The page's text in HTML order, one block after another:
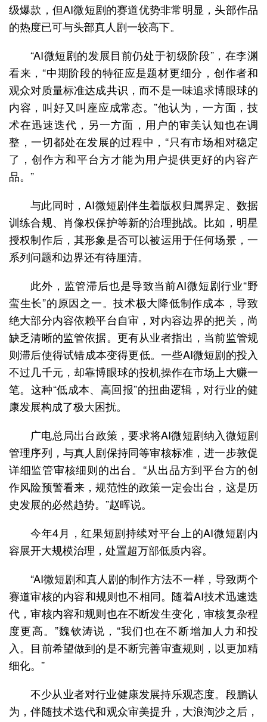
级爆款，但AI微短剧的赛道优势非常明显，头部作品
的热度已可与头部真人剧一较高下。
“AI微短剧的发展目前仍处于初级阶段”，在李渊
看来，“中期阶段的特征应是题材更细分，创作者和
观众对质量标准达成共识，而不是一味追求博眼球的
内容，叫好又叫座应成常态。”他认为，一方面，技
术在迅速迭代，另一方面，用户的审美认知也在调
整，一切都处在发展的过程中，“只有市场相对稳定
了，创作方和平台方才能为用户提供更好的内容产
品。”
与此同时，AI微短剧伴生着版权归属界定、数据
训练合规、肖像权保护等新的治理挑战。比如，明星
授权制作后，其形象是否可以被运用于任何场景，一
系列问题和边界还有待厘清。
此外，监管滞后也是导致当前AI微短剧行业“野
蛮生长”的原因之一。技术极大降低制作成本，导致
绝大部分内容依赖平台自审，对内容边界的把关，尚
缺乏清晰的监管依据。更有从业者指出，当前监管规
则滞后使得试错成本变得更低。一些AI微短剧的投入
不过几千元，却靠博眼球的投机操作在市场上大赚一
笔。这种“低成本、高回报”的扭曲逻辑，对行业的健
康发展构成了极大困扰。
广电总局出台政策，要求将AI微短剧纳入微短剧
管理序列，与真人剧保持同等审核标准，进一步敦促
详细监管审核细则的出台。“从出品方到平台方的创
作风险预警看来，规范性的政策一定会出台，这是历
史发展的必然趋势。”赵晖说。
今年4月，红果短剧持续对平台上的AI微短剧内
容展开大规模治理，处置超万部低质内容。
“AI微短剧和真人剧的制作方法不一样，导致两个
赛道审核的内容和规则也不相同。随着AI技术迅速迭
代，审核内容和规则也在不断发生变化，审核复杂程
度更高。”魏钦涛说，“我们也在不断增加人力和投
入。目前希望做到的是不断完善审查规则，以更加精
细化。”
不少从业者对行业健康发展持乐观态度。段鹏认
为，伴随技术迭代和观众审美提升，大浪淘沙之后，